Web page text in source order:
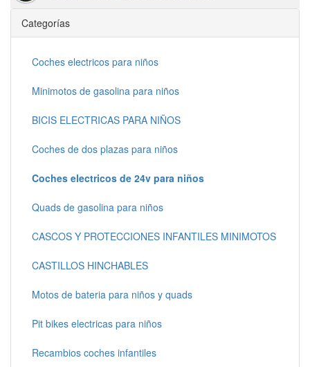
Categorías
Coches electricos para niños
Minimotos de gasolina para niños
BICIS ELECTRICAS PARA NIÑOS
Coches de dos plazas para niños
Coches electricos de 24v para niños
Quads de gasolina para niños
CASCOS Y PROTECCIONES INFANTILES MINIMOTOS
CASTILLOS HINCHABLES
Motos de bateria para niños y quads
Pit bikes electricas para niños
Recambios coches infantiles